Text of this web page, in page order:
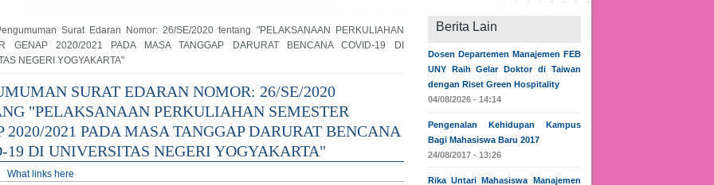
Surat Edaran Nomor: 26/SE/2020 tentang "PELAKSANAAN PERKULIAHAN
GENAP 2020/2021 PADA MASA TANGGAP DARURAT BENCANA COVID-19 DI
NEGERI YOGYAKARTA"
SURAT EDARAN NOMOR: 26/SE/2020
"PELAKSANAAN PERKULIAHAN SEMESTER
2020/2021 PADA MASA TANGGAP DARURAT BENCANA
19 DI UNIVERSITAS NEGERI YOGYAKARTA"
tabs
tab)
What links here
Berita Lain
Dosen Departemen Manajemen FEB
UNY Raih Gelar Doktor di Taiwan
dengan Riset Green Hospitality
04/08/2026 - 14:14
Pengenalan Kehidupan Kampus
Bagi Mahasiswa Baru 2017
24/08/2017 - 13:26
Rika Untari Mahasiswa Manajemen